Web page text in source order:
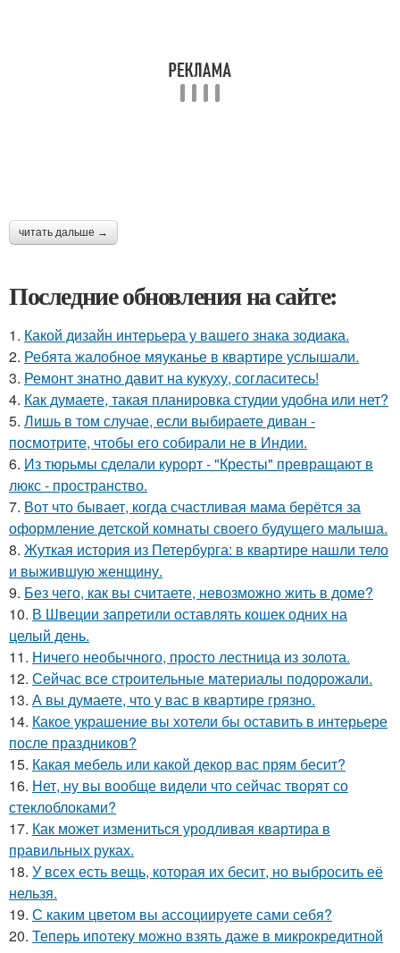
читать дальше →
Последние обновления на сайте:
1. Какой дизайн интерьера у вашего знака зодиака.
2. Ребята жалобное мяуканье в квартире услышали.
3. Ремонт знатно давит на кукуху, согласитесь!
4. Как думаете, такая планировка студии удобна или нет?
5. Лишь в том случае, если выбираете диван -
посмотрите, чтобы его собирали не в Индии.
6. Из тюрьмы сделали курорт - "Кресты" превращают в
люкс - пространство.
7. Вот что бывает, когда счастливая мама берётся за
оформление детской комнаты своего будущего малыша.
8. Жуткая история из Петербурга: в квартире нашли тело
и выжившую женщину.
9. Без чего, как вы считаете, невозможно жить в доме?
10. В Швеции запретили оставлять кошек одних на
целый день.
11. Ничего необычного, просто лестница из золота.
12. Сейчас все строительные материалы подорожали.
13. А вы думаете, что у вас в квартире грязно.
14. Какое украшение вы хотели бы оставить в интерьере
после праздников?
15. Какая мебель или какой декор вас прям бесит?
16. Нет, ну вы вообще видели что сейчас творят со
стеклоблоками?
17. Как может измениться уродливая квартира в
правильных руках.
18. У всех есть вещь, которая их бесит, но выбросить её
нельзя.
19. С каким цветом вы ассоциируете сами себя?
20. Теперь ипотеку можно взять даже в микрокредитной